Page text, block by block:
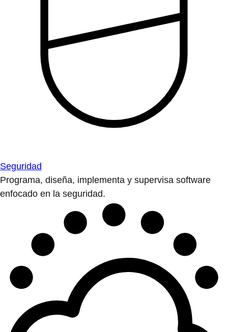
Seguridad
Programa, diseña, implementa y supervisa software
enfocado en la seguridad.